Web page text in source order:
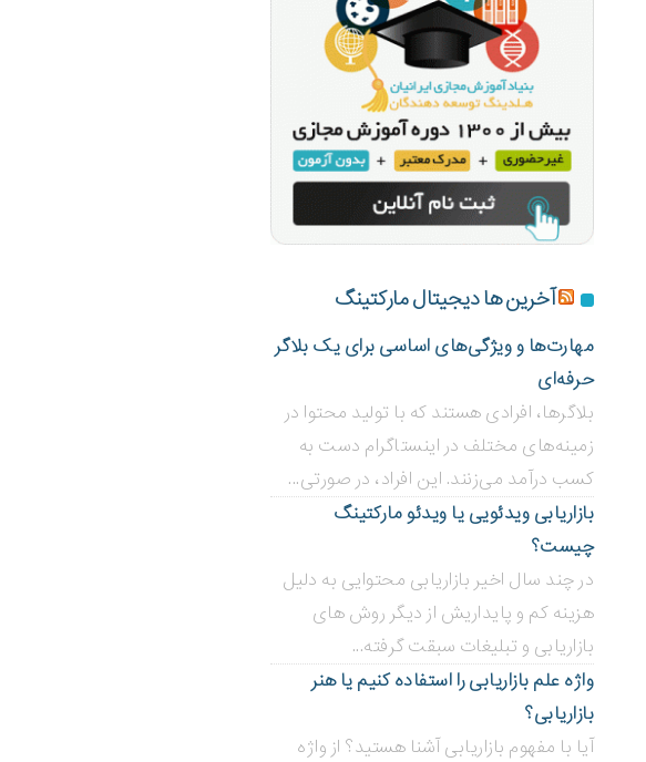
آخرین ها دیجیتال مارکتینگ
مهارت‌ها و ویژگی‌های اساسی برای یک بلاگر
حرفه‌ای
بلاگر‌ها، افرادی هستند که با تولید محتوا در
زمینه‌های مختلف در اینستاگرام دست به
کسب درآمد می‌زنند. این افراد، در صورتی...
بازاریابی ویدئویی ‌یا ویدئو مارکتینگ
چیست؟
در چند سال اخیر بازاریابی محتوایی به دلیل
هزینه کم و پایداریش از دیگر روش های
بازاریابی و تبلیغات سبقت گرفته...
واژه علم بازاریابی را استفاده کنیم یا هنر
بازاریابی؟
آیا با مفهوم بازاریابی آشنا هستید؟ از واژه